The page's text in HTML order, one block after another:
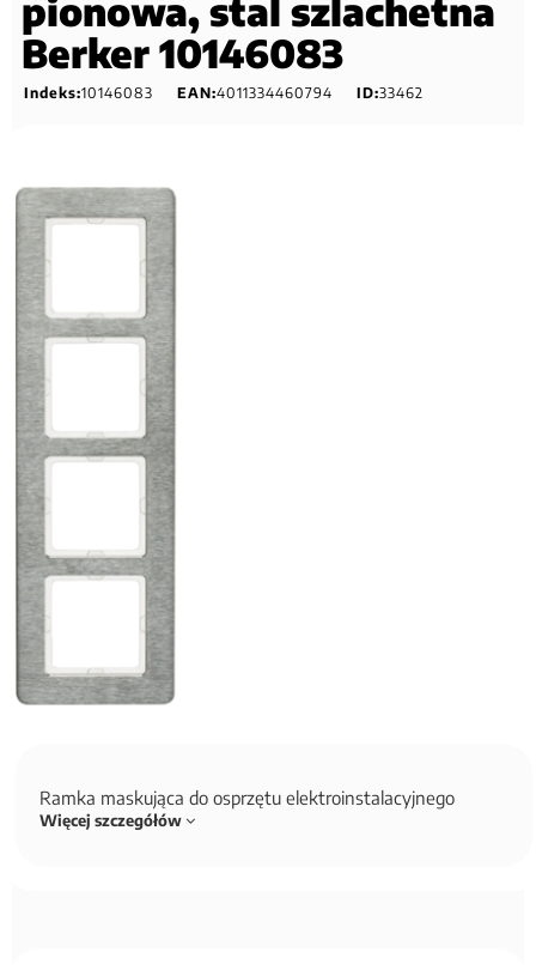
pionowa, stal szlachetna
Berker 10146083
Indeks:10146083 EAN:4011334460794 ID:33462
Ramka maskująca do osprzętu elektroinstalacyjnego
Więcej szczegółów